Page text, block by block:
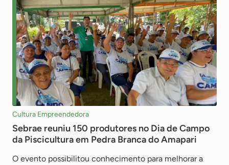
Cultura Empreendedora
Sebrae reuniu 150 produtores no Dia de Campo
da Piscicultura em Pedra Branca do Amapari
O evento possibilitou conhecimento para melhorar a